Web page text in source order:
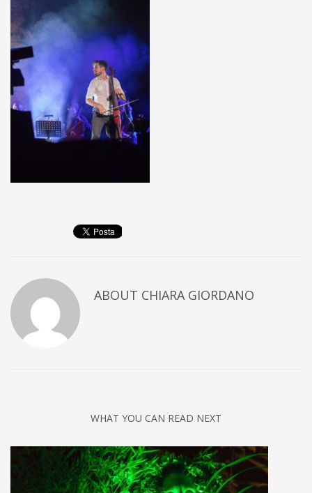
ABOUT CHIARA GIORDANO
WHAT YOU CAN READ NEXT